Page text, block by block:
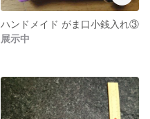
ハンドメイド がま口小銭入れ③
展示中